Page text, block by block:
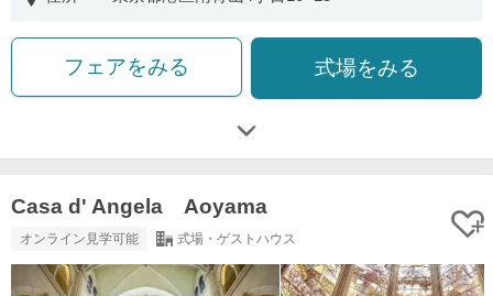
フェアをみる 式場をみる
Casa d' Angela Aoyama
オンライン見学可能 式場・ゲストハウス